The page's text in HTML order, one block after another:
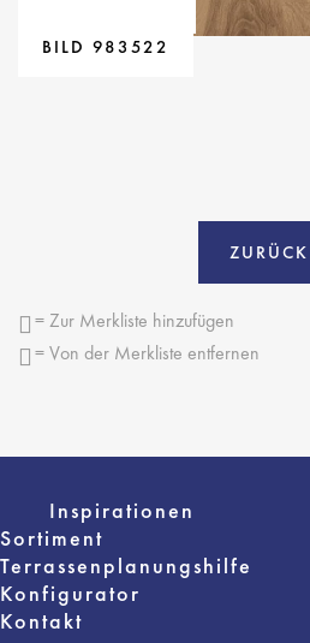
BILD 983521
BILD 983522
ZURÜCK
= Zur Merkliste hinzufügen
= Von der Merkliste entfernen
Inspirationen
Sortiment
Terrassenplanungshilfe
Konfigurator
Kontakt